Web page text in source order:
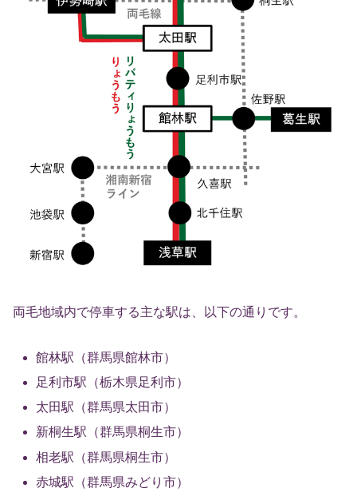
両毛地域内で停車する主な駅は、以下の通りです。
館林駅（群馬県館林市）
足利市駅（栃木県足利市）
太田駅（群馬県太田市）
新桐生駅（群馬県桐生市）
相老駅（群馬県桐生市）
赤城駅（群馬県みどり市）